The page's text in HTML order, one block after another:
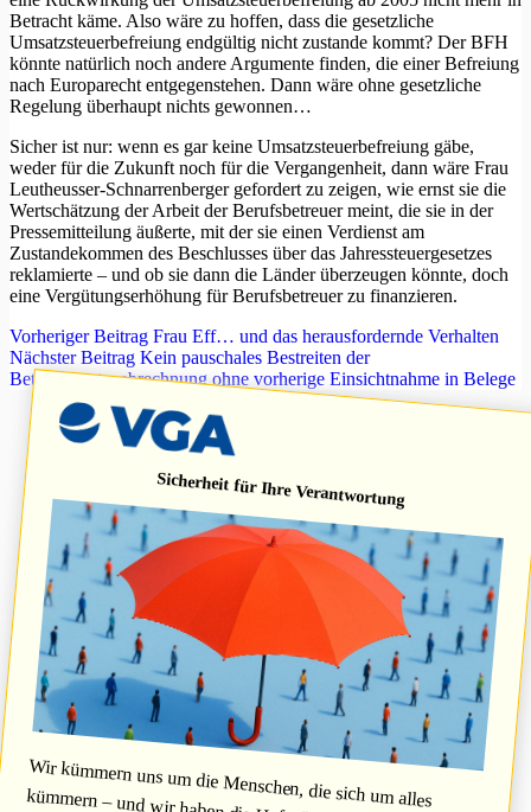
Betracht käme. Also wäre zu hoffen, dass die gesetzliche
Umsatzsteuerbefreiung endgültig nicht zustande kommt? Der BFH
könnte natürlich noch andere Argumente finden, die einer Befreiung
nach Europarecht entgegenstehen. Dann wäre ohne gesetzliche
Regelung überhaupt nichts gewonnen…
Sicher ist nur: wenn es gar keine Umsatzsteuerbefreiung gäbe,
weder für die Zukunft noch für die Vergangenheit, dann wäre Frau
Leutheusser-Schnarrenberger gefordert zu zeigen, wie ernst sie die
Wertschätzung der Arbeit der Berufsbetreuer meint, die sie in der
Pressemitteilung äußerte, mit der sie einen Verdienst am
Zustandekommen des Beschlusses über das Jahressteuergesetzes
reklamierte – und ob sie dann die Länder überzeugen könnte, doch
eine Vergütungserhöhung für Berufsbetreuer zu finanzieren.
VorherigerBeitrag Frau Eff… und das herausfordernde Verhalten
NächsterBeitrag Kein pauschales Bestreiten der
Betriebskostenabrechnung ohne vorherige Einsichtnahme in Belege
Sicherheit für Ihre Verantwortung
Wir kümmern uns um die Menschen, die sich um alles
kümmern – und wir haben die Haftpflichtversicherung, falls